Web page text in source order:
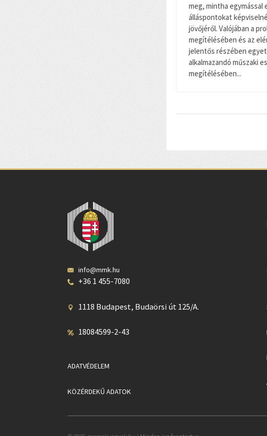
meg, mintha egymással
álláspontokat
jövőjéről. Valójában a
megítélésében és az
jelentős részében
alkalmazandó műszaki
megítélésében...
info@mmk.hu
+36 1 455-7080
1118 Budapest, Budaörsi út 125/A.
18084599-2-43
ADATVÉDELEM
KÖZÉRDEKŰ ADATOK